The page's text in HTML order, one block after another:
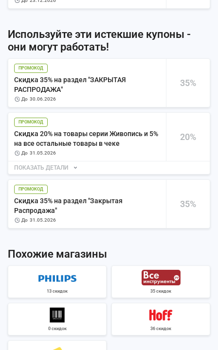
Используйте эти истекшие купоны -
они могут работать!
35%
ПРОМОКОД
Скидка 35% на раздел "ЗАКРЫТАЯ
РАСПРОДАЖА"
до 30.06.2026
20%
ПРОМОКОД
Скидка 20% на товары серии Живопись и 5%
на все остальные товары в чеке
до 31.05.2026
ПОКАЗАТЬ ДЕТАЛИ
35%
ПРОМОКОД
Скидка 35% на раздел "Закрытая
Распродажа"
до 31.05.2026
Похожие магазины
13 скидок 35 скидок
0 скидок 36 скидок